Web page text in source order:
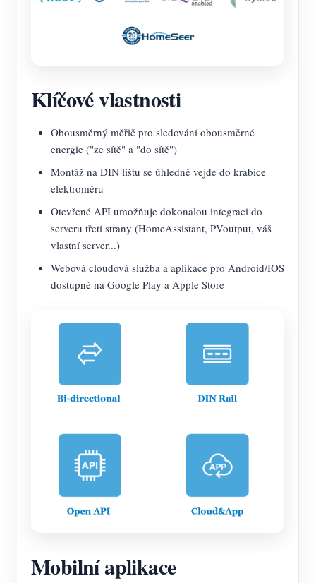
Klíčové vlastnosti
Obousměrný měřič pro sledování obousměrné
energie ("ze sítě" a "do sítě")
Montáž na DIN lištu se úhledně vejde do krabice
elektroměru
Otevřené API umožňuje dokonalou integraci do
serveru třetí strany (HomeAssistant, PVoutput, váš
vlastní server...)
Webová cloudová služba a aplikace pro Android/IOS
dostupné na Google Play a Apple Store
Mobilní aplikace